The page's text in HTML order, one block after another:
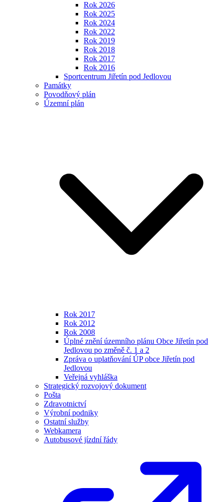
Rok 2026
Rok 2025
Rok 2024
Rok 2022
Rok 2019
Rok 2018
Rok 2017
Rok 2016
Sportcentrum Jiřetín pod Jedlovou
Památky
Povodňový plán
Územní plán
Rok 2017
Rok 2012
Rok 2008
Úplné znění územního plánu Obce Jiřetín pod
Jedlovou po změně č. 1 a 2
Zpráva o uplatňování ÚP obce Jiřetín pod
Jedlovou
Veřejná vyhláška
Strategický rozvojový dokument
Pošta
Zdravotnictví
Výrobní podniky
Ostatní služby
Webkamera
Autobusové jízdní řády